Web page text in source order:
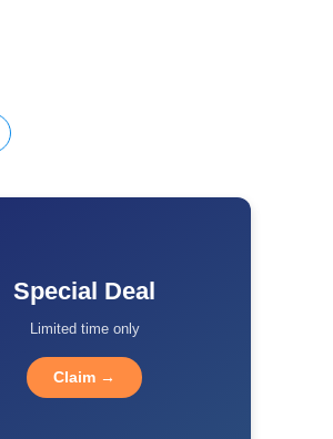
Special Deal
Limited time only
Claim →